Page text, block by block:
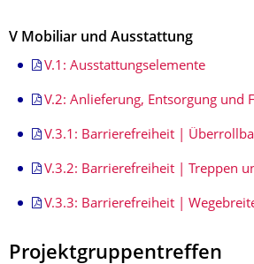
V Mobiliar und Ausstattung
V.1: Ausstattungselemente
V.2: Anlieferung, Entsorgung und
V.3.1: Barrierefreiheit |
V.3.2: Barrierefreiheit | Treppen
V.3.3: Barrierefreiheit |
Projektgruppentreffen